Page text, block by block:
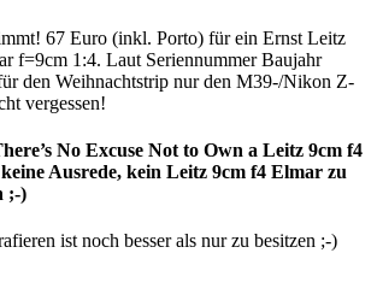
67 Euro (inkl. Porto) für ein Ernst Leitz
f=9cm 1:4. Laut Seriennummer Baujahr
den Weihnachtstrip nur den M39-/Nikon Z-
vergessen!
No Excuse Not to Own a Leitz 9cm f4
Ausrede, kein Leitz 9cm f4 Elmar zu
;-)
ist noch besser als nur zu besitzen ;-)